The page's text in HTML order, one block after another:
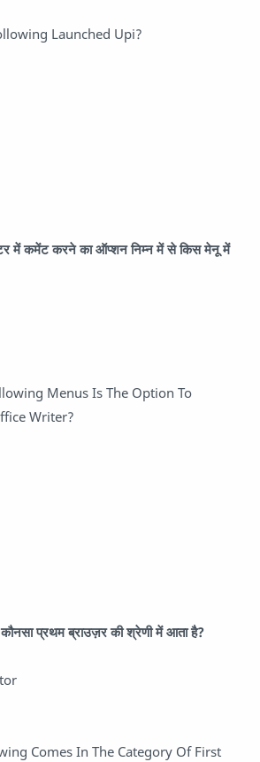
Launched Upi?
में कमेंट करने का ऑप्शन निम्न में से किस मेनू में
Menus Is The Option To
Writer?
प्रथम ब्राउज़र की श्रेणी में आता है?
Comes In The Category Of First